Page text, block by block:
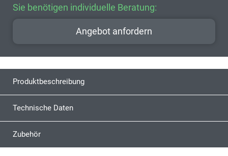
Sie benötigen individuelle Beratung:
Angebot anfordern
Produktbeschreibung
Technische Daten
Zubehör